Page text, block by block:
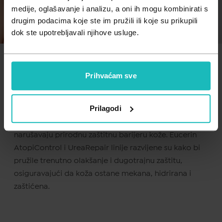
medije, oglašavanje i analizu, a oni ih mogu kombinirati s
drugim podacima koje ste im pružili ili koje su prikupili
dok ste upotrebljavali njihove usluge.
Prihvaćam sve
Prilagodi
Zdravlje muškarca
Zdravlje žene
Minerali
Probiotici i prebiotici
Suha i osjetljiva koža zahtijeva posebnu pažnju, bilo
da je riječ o atopijskom dermatitisu, sezonskim
promjenama ili svakodnevnim izazovima koji
narušavaju prirodnu zaštitnu barijeru kože. Eucerin
AtopiControl i UreaRepair linije razvijene su kako bi
pružile trenutno olakšanje i dugotrajnu zaštitu,
osiguravajući da koža ostane mekana, hidrirana i
zaštićena.